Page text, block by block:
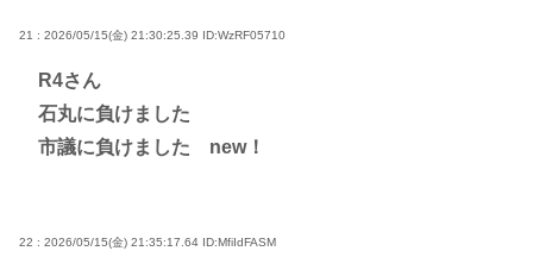
21 : 2026/05/15(金) 21:30:25.39 ID:WzRF05710
R4さん
石丸に負けました
市議に負けました new！
22 : 2026/05/15(金) 21:35:17.64 ID:MfiIdFASM